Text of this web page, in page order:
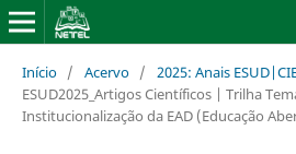
Início / Acervo / 2025: Anais
ESUD2025_Artigos Científicos | Trilha
Institucionalização da EAD (Educação